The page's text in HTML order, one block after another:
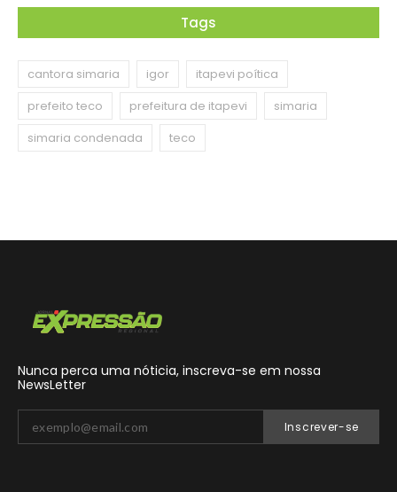
Tags
cantora simaria igor
itapevi poítica
prefeito teco
prefeitura de itapevi
simaria
simaria condenada
teco
Nunca perca uma nóticia, inscreva-se em nossa
NewsLetter
Inscrever-se